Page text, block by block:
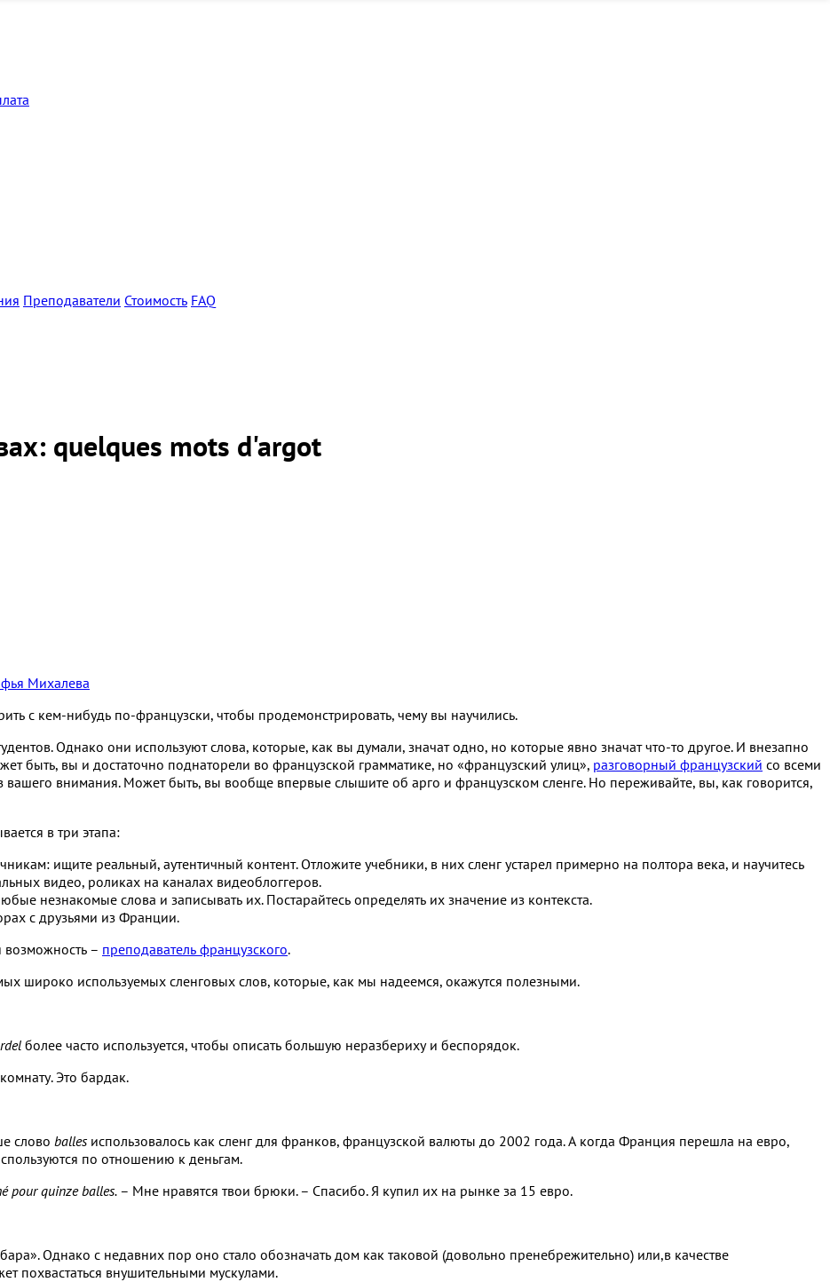
Преподаватели Стоимость FAQ
quelques mots d'argot
Михалева
с кем-нибудь по-французски, чтобы продемонстрировать, чему вы научились.
Однако они используют слова, которые, как вы думали, значат одно, но которые явно значат что-то другое. И внезапно
быть, вы и достаточно поднаторели во французской грамматике, но «французский улиц», разговорный французский со всеми
внимания. Может быть, вы вообще впервые слышите об арго и французском сленге. Но переживайте, вы, как говорится,
в три этапа:
ищите реальный, аутентичный контент. Отложите учебники, в них сленг устарел примерно на полтора века, и научитесь
видео, роликах на каналах видеоблоггеров.
незнакомые слова и записывать их. Постарайтесь определять их значение из контекста.
с друзьями из Франции.
возможность – преподаватель французского.
широко используемых сленговых слов, которые, как мы надеемся, окажутся полезными.
более часто используется, чтобы описать большую неразбериху и беспорядок.
Это бардак.
слово balles использовалось как сленг для франков, французской валюты до 2002 года. А когда Франция перешла на евро,
по отношению к деньгам.
pour quinze balles. – Мне нравятся твои брюки. – Спасибо. Я купил их на рынке за 15 евро.
Однако с недавних пор оно стало обозначать дом как таковой (довольно пренебрежительно) или,в качестве
похвастаться внушительными мускулами.